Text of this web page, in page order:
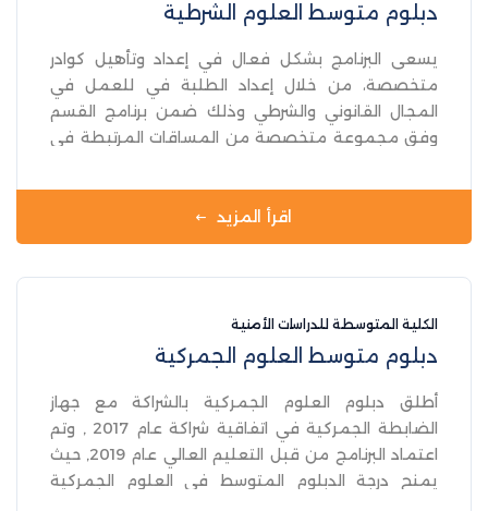
دبلوم متوسط العلوم الشرطية
يسعى البرنامج بشكل فعال في إعداد وتأهيل كوادر
متخصصة، من خلال إعداد الطلبة في للعمل في
المجال القانوني والشرطي وذلك ضمن برنامج القسم
وفق مجموعة متخصصة من المساقات المرتبطة في
ومهارات تضمن بشكل فعال متطلبات العمل الشرطي
اقرأ المزيد
الكلية المتوسطة للدراسات الأمنية
دبلوم متوسط العلوم الجمركية
أطلق دبلوم العلوم الجمركية بالشراكة مع جهاز
الضابطة الجمركية في اتفاقية شراكة عام 2017 , وتم
اعتماد البرنامج من قبل التعليم العالي عام 2019, حيث
يمنح درجة الدبلوم المتوسط في العلوم الجمركية